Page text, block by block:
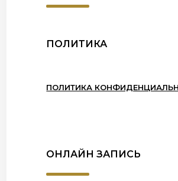
ПОЛИТИКА
ПОЛИТИКА
ОНЛАЙН ЗАПИСЬ